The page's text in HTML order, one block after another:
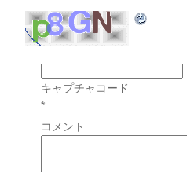
キャプチャコード
*
コメント